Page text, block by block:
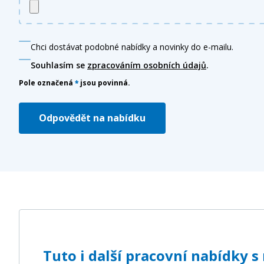
Chci dostávat podobné nabídky a novinky do e-mailu.
Souhlasím se zpracováním osobních údajů.
Pole označená * jsou povinná.
Odpovědět na nabídku
Tuto i další pracovní nabídky s